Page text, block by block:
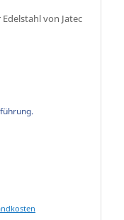
von Jatec